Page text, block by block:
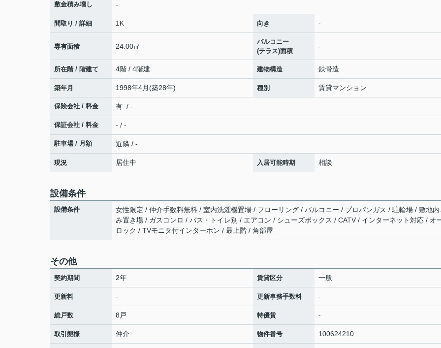
敷金積み増し -
間取り / 詳細 1K 向き -
専有面積 24.00㎡
バルコニー
(テラス)面積
-
所在階 / 階建て 4階 / 4階建 建物構造 鉄骨造
築年月 1998年4月(築28年) 種別 賃貸マンション
保険会社 / 料金 有 / -
保証会社 / 料金 - / -
駐車場 / 月額 近隣 / -
現況 居住中 入居可能時期 相談
設備条件
設備条件
女性限定 / 仲介手数料無料 / 室内洗濯機置場 / フローリング / バルコニー / プロパンガス / 駐輪場 / 敷地内
み置き場 / ガスコンロ / バス・トイレ別 / エアコン / シューズボックス / CATV / インターネット対応 / オ
ロック / TVモニタ付インターホン / 最上階 / 角部屋
その他
契約期間 2年 賃貸区分 一般
更新料 - 更新事務手数料 -
総戸数 8戸 特優賃 -
取引態様 仲介 物件番号 100624210